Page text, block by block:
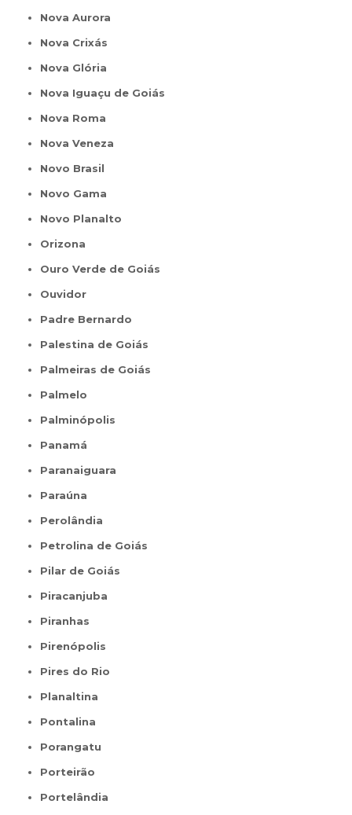
Nova Aurora
Nova Crixás
Nova Glória
Nova Iguaçu de Goiás
Nova Roma
Nova Veneza
Novo Brasil
Novo Gama
Novo Planalto
Orizona
Ouro Verde de Goiás
Ouvidor
Padre Bernardo
Palestina de Goiás
Palmeiras de Goiás
Palmelo
Palminópolis
Panamá
Paranaiguara
Paraúna
Perolândia
Petrolina de Goiás
Pilar de Goiás
Piracanjuba
Piranhas
Pirenópolis
Pires do Rio
Planaltina
Pontalina
Porangatu
Porteirão
Portelândia